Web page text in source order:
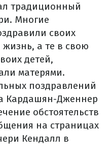
традиционный
Многие
своих
жизнь, а те в свою
детей,
матерями.
поздравлений
Кардашян-Дженнер
обстоятельств
на страницах
Кендалл в